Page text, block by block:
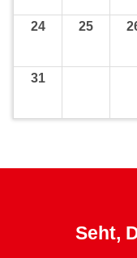
24 25
31
Seht,